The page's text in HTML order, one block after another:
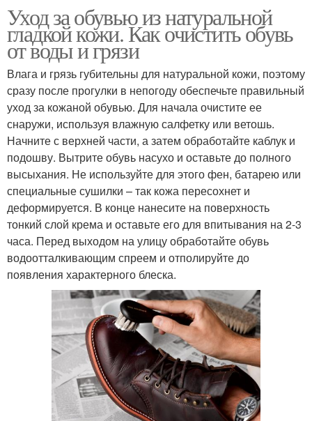
Уход за обувью из натуральной
гладкой кожи. Как очистить обувь
от воды и грязи
Влага и грязь губительны для натуральной кожи, поэтому
сразу после прогулки в непогоду обеспечьте правильный
уход за кожаной обувью. Для начала очистите ее
снаружи, используя влажную салфетку или ветошь.
Начните с верхней части, а затем обработайте каблук и
подошву. Вытрите обувь насухо и оставьте до полного
высыхания. Не используйте для этого фен, батарею или
специальные сушилки – так кожа пересохнет и
деформируется. В конце нанесите на поверхность
тонкий слой крема и оставьте его для впитывания на 2-3
часа. Перед выходом на улицу обработайте обувь
водоотталкивающим спреем и отполируйте до
появления характерного блеска.